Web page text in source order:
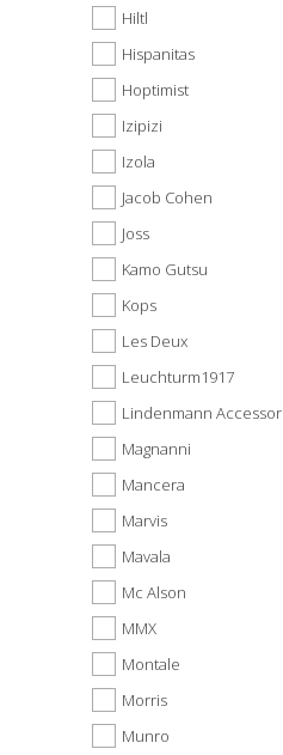
Hiltl
Hispanitas
Hoptimist
Izipizi
Izola
Jacob Cohen
Joss
Kamo Gutsu
Kops
Les Deux
Leuchturm1917
Lindenmann
Magnanni
Mancera
Marvis
Mavala
Mc Alson
MMX
Montale
Morris
Munro